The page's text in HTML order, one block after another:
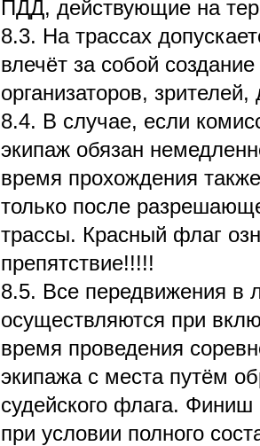
ПДД, действующие на
8.3. На трассах
влечёт за собой
организаторов,
8.4. В случае, если
экипаж обязан
время прохождения
только после
трассы. Красный флаг
препятствие!!!!!
8.5. Все передвижения в
осуществляются при
время проведения
экипажа с места путём
судейского флага.
при условии полного